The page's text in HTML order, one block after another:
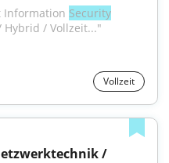
Information Security
Hybrid / Vollzeit..."
Vollzeit
/